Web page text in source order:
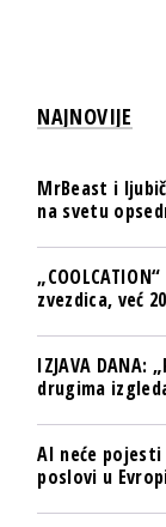
NAJNOVIJE
MrBeast i
na svetu
zvezdica, već
IZJAVA
drugima
AI neće
poslovi u